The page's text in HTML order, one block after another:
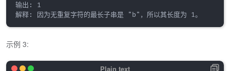
输出: 1
示例 3: